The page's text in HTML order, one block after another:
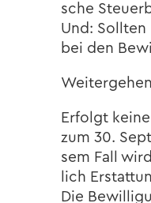
sche
Und: Soll­ten
bei den
Er­folgt
zum 30.
sem Fall
lich
Die